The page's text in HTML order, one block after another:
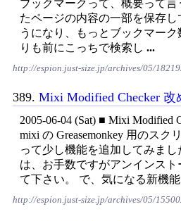
ブックマークって、概要って
たページの内容の一部を保存
うになり、もっとブックマー
りも前にこっちで検索し ...
http://espion.just-size.jp/archives/05/
389. Mixi Modified Checker 改
2005-06-04 (Sat) ■ Mixi Modified
mixi の Greasemonkey 用のス
って少し機能を追加してみま
は、お手数ですがアンインス
て下さい。 で、気になる新機能
http://espion.just-size.jp/archives/05/